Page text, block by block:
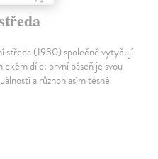
středa (1930) společně vytyčují
díle: první báseň je svou
a různohlasím těsně